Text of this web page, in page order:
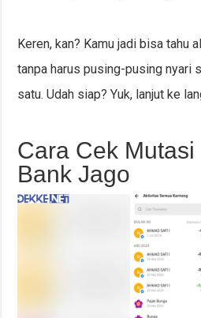
Keren, kan? Kamu jadi bisa tahu
tanpa harus pusing-pusing nyari
satu. Udah siap? Yuk, lanjut ke
Cara Cek
Bank Jago